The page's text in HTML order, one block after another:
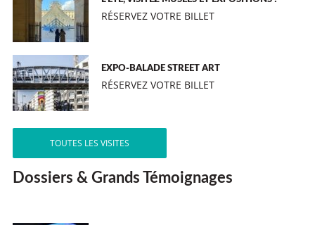
RÉSERVEZ VOTRE BILLET
EXPO-BALADE STREET ART
RÉSERVEZ VOTRE BILLET
TOUTES LES VISITES
Dossiers & Grands Témoignages